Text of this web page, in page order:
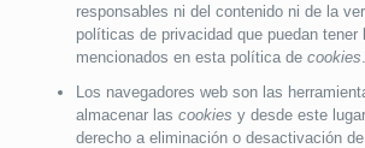
responsables ni del contenido ni de la
políticas de privacidad que puedan tener
mencionados en esta política de cookies
Los navegadores web son las
almacenar las cookies y desde este
derecho a eliminación o desactivación